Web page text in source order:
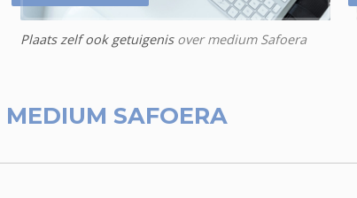
Plaats zelf ook getuigenisover medium Safoera
MEDIUM SAFOERA